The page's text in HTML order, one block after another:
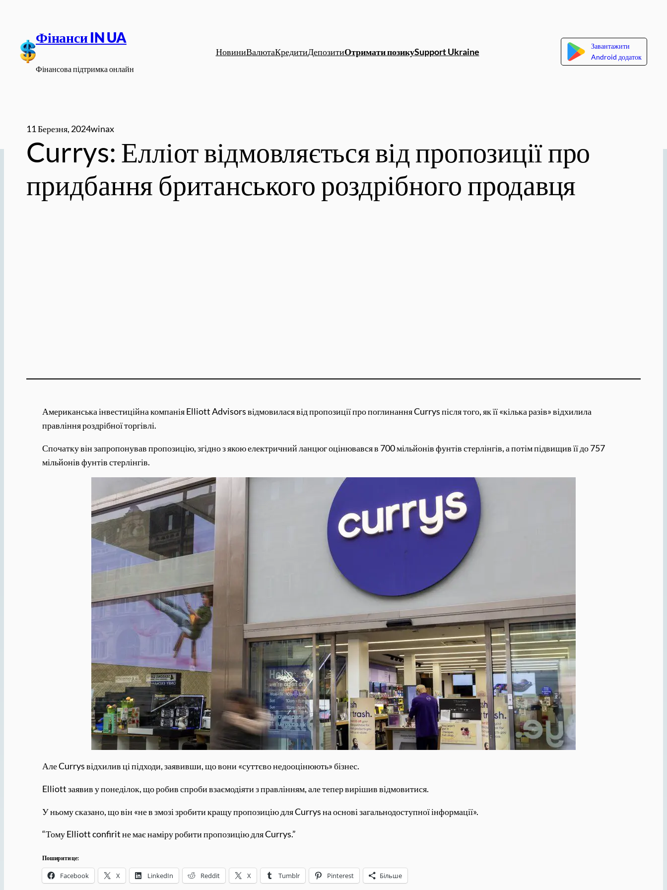
вмісту
Фінанси IN UA
Фінансова підтримка онлайн
НовиниВалютаКредитиДепозитиОтримати позикуSupport Ukraine
Завантажити
Android додаток
11 Березня, 2024winax
Currys: Елліот відмовляється від пропозиції про
придбання британського роздрібного продавця
Американська інвестиційна компанія Elliott Advisors відмовилася від пропозиції про поглинання Currys після того, як її «кілька разів» відхилила
правління роздрібної торгівлі.
Спочатку він запропонував пропозицію, згідно з якою електричний ланцюг оцінювався в 700 мільйонів фунтів стерлінгів, а потім підвищив її до 757
мільйонів фунтів стерлінгів.
Але Currys відхилив ці підходи, заявивши, що вони «суттєво недооцінюють» бізнес.
Elliott заявив у понеділок, що робив спроби взаємодіяти з правлінням, але тепер вирішив відмовитися.
У ньому сказано, що він «не в змозі зробити кращу пропозицію для Currys на основі загальнодоступної інформації».
“Тому Elliott confirit не має наміру робити пропозицію для Currys.”
Поширити це:
Facebook X LinkedIn Reddit X Tumblr Pinterest Більше